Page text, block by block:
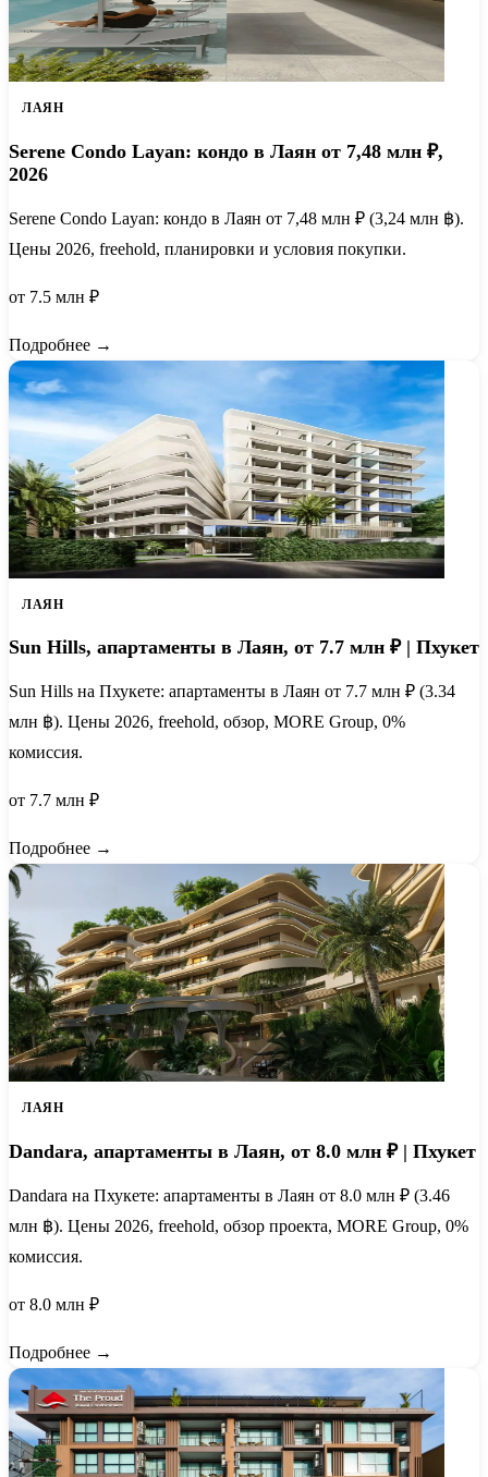
ЛАЯН
Serene Condo Layan: кондо в Лаян от 7,48 млн ₽,
2026
Serene Condo Layan: кондо в Лаян от 7,48 млн ₽ (3,24 млн ฿).
Цены 2026, freehold, планировки и условия покупки.
от 7.5 млн ₽
Подробнее →
ЛАЯН
Sun Hills, апартаменты в Лаян, от 7.7 млн ₽ | Пхукет
Sun Hills на Пхукете: апартаменты в Лаян от 7.7 млн ₽ (3.34
млн ฿). Цены 2026, freehold, обзор, MORE Group, 0%
комиссия.
от 7.7 млн ₽
Подробнее →
ЛАЯН
Dandara, апартаменты в Лаян, от 8.0 млн ₽ | Пхукет
Dandara на Пхукете: апартаменты в Лаян от 8.0 млн ₽ (3.46
млн ฿). Цены 2026, freehold, обзор проекта, MORE Group, 0%
комиссия.
от 8.0 млн ₽
Подробнее →